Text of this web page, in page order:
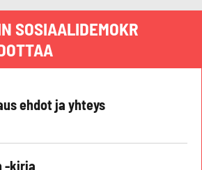
SOSIAALIDEMOKR
ehdot ja yhteys
-kirja